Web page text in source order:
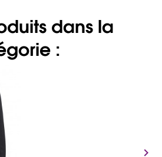
dans la
:
